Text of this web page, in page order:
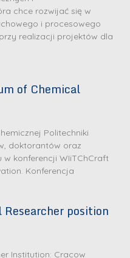
chce rozwijać się w
i procesowego
realizacji projektów dla
of Chemical
Politechniki
doktorantów oraz
w konferencji WIiTChCraft
Konferencja
position
Institution: Cracow